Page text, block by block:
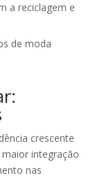
a reciclagem e
de moda
crescente
integração
nas